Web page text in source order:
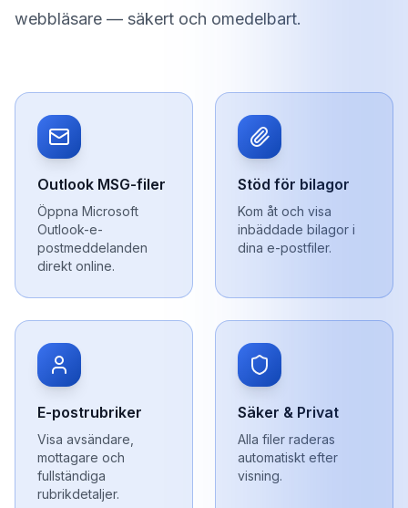
webbläsare — säkert och omedelbart.
Outlook MSG-filer
Öppna Microsoft
Outlook-e-
postmeddelanden
direkt online.
Stöd för bilagor
Kom åt och visa
inbäddade bilagor i
dina e-postfiler.
E-postrubriker
Visa avsändare,
mottagare och
fullständiga
rubrikdetaljer.
Säker & Privat
Alla filer raderas
automatiskt efter
visning.